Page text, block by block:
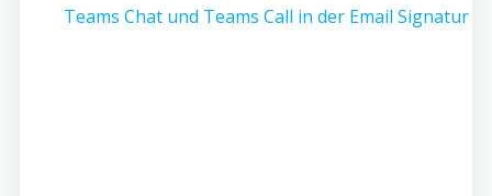
Teams Chat und Teams Call in der Email Signatur